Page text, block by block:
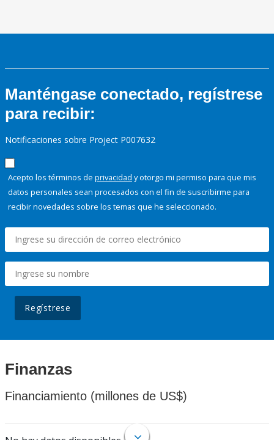
Manténgase conectado, regístrese
para recibir:
Notificaciones sobre Project P007632
Acepto los términos de privacidad y otorgo mi permiso para que mis
datos personales sean procesados con el fin de suscribirme para
recibir novedades sobre los temas que he seleccionado.
Regístrese
Finanzas
Financiamiento (millones de US$)